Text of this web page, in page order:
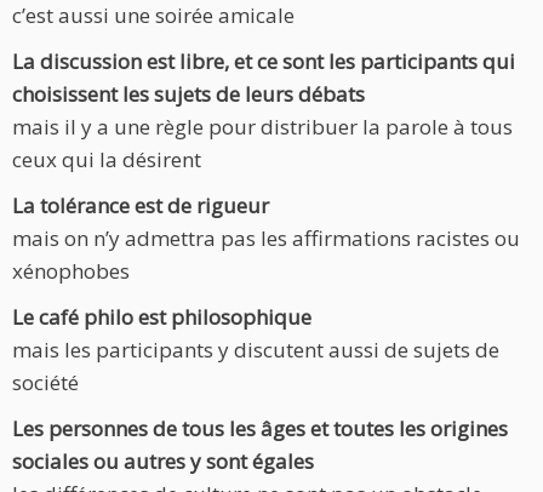
c’est aussi une soirée amicale
La discussion est libre, et ce sont les participants qui
choisissent les sujets de leurs débats
mais il y a une règle pour distribuer la parole à tous
ceux qui la désirent
La tolérance est de rigueur
mais on n’y admettra pas les affirmations racistes ou
xénophobes
Le café philo est philosophique
mais les participants y discutent aussi de sujets de
société
Les personnes de tous les âges et toutes les origines
sociales ou autres y sont égales